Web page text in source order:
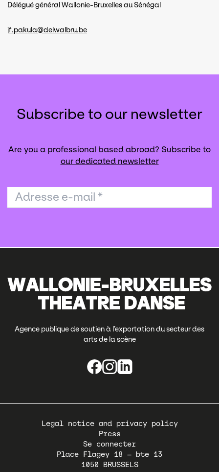
Délégué général Wallonie-Bruxelles au Sénégal
jf.pakula@delwalbru.be
Subscribe to our newsletter
Are you a professional based abroad? Subscribe to
our dedicated newsletter
Adresse e-mail *
Agence publique de soutien à l’exportation du secteur des
arts de la scène
Pied
Legal notice and privacy policy
Press
Se connecter
Place Flagey 18 – bte 13
1050
BRUSSELS